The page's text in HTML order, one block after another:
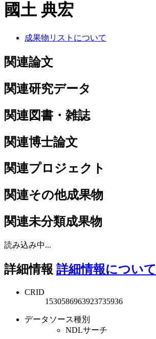
國土 典宏
成果物リストについて
関連論文
関連研究データ
関連図書・雑誌
関連博士論文
関連プロジェクト
関連その他成果物
関連未分類成果物
読み込み中...
詳細情報 詳細情報について
CRID
1530586963923735936
データソース種別
NDLサーチ